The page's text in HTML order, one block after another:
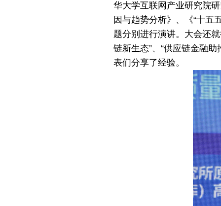
华大学互联网产业研究院
因与趋势分析》、《“十五
题分别进行演讲。大会还
链新生态”、 “供应链金融助
表们分享了经验。